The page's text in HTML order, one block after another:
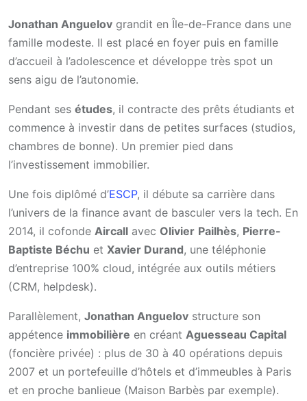
Jonathan Anguelov grandit en Île-de-France dans une
famille modeste. Il est placé en foyer puis en famille
d’accueil à l’adolescence et développe très spot un
sens aigu de l’autonomie.
Pendant ses études, il contracte des prêts étudiants et
commence à investir dans de petites surfaces (studios,
chambres de bonne). Un premier pied dans
l’investissement immobilier.
Une fois diplômé d’ESCP, il débute sa carrière dans
l’univers de la finance avant de basculer vers la tech. En
2014, il cofonde Aircall avec Olivier Pailhès, Pierre-
Baptiste Béchu et Xavier Durand, une téléphonie
d’entreprise 100% cloud, intégrée aux outils métiers
(CRM, helpdesk).
Parallèlement, Jonathan Anguelov structure son
appétence immobilière en créant Aguesseau Capital
(foncière privée) : plus de 30 à 40 opérations depuis
2007 et un portefeuille d’hôtels et d’immeubles à Paris
et en proche banlieue (Maison Barbès par exemple).